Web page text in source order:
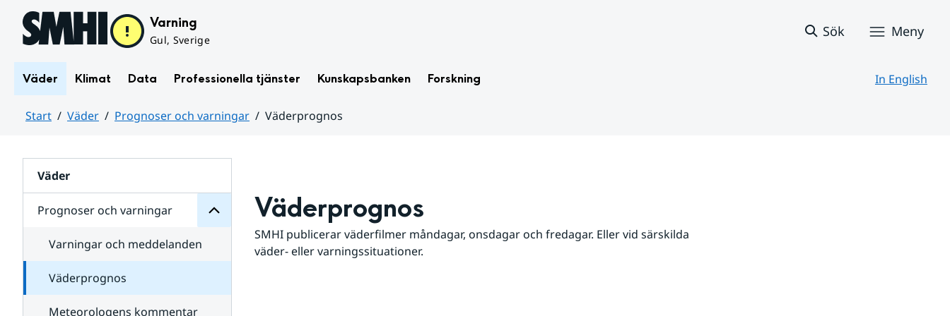
Hoppa till sidans innehåll Varning
Gul, Sverige
Sök Meny
Väder Klimat Data Professionella tjänster Kunskapsbanken Forskning In English
Start Väder Prognoser och varningar
Väderprognos
Väder
Prognoser och varningar
för
varningar
Varningar och meddelanden
Väderprognos
Meteorologens kommentar
Väderprognos
SMHI publicerar väderfilmer måndagar, onsdagar och fredagar. Eller vid särskilda
väder- eller varningssituationer.